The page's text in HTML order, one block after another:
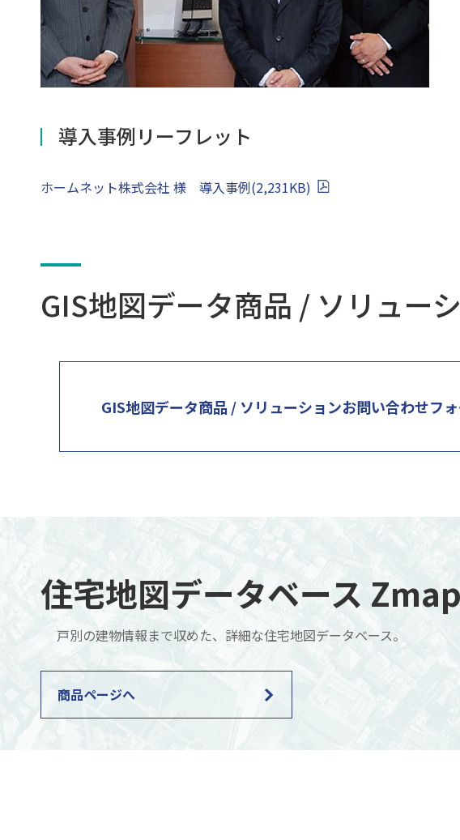
導入事例リーフレット
ホームネット株式会社 様 導入事例(2,231KB)
GIS地図データ商品 / ソリュー
GIS地図データ商品 / ソリューションお問い合わせフ
住宅地図データベース
戸別の建物情報まで収めた、詳細な住宅地図データベース。
商品ページへ